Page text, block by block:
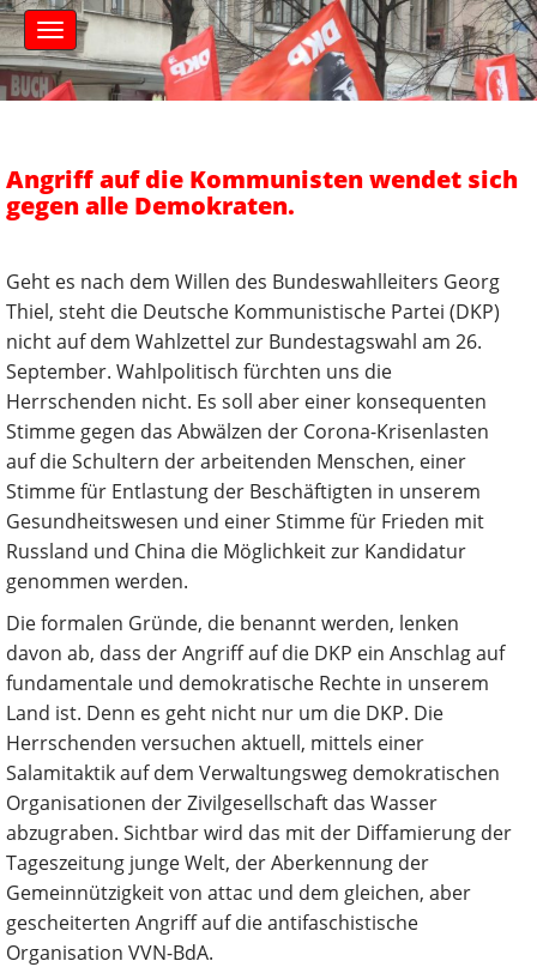
M
a
i
n
u
S
k
i
p
c
o
n
e
n
t
Angriff auf die Kommunisten wendet sich
gegen alle Demokraten.
Geht es nach dem Willen des Bundeswahlleiters Georg
Thiel, steht die Deutsche Kommunistische Partei (DKP)
nicht auf dem Wahlzettel zur Bundestagswahl am 26.
September. Wahlpolitisch fürchten uns die
Herrschenden nicht. Es soll aber einer konsequenten
Stimme gegen das Abwälzen der Corona-Krisenlasten
auf die Schultern der arbeitenden Menschen, einer
Stimme für Entlastung der Beschäftigten in unserem
Gesundheitswesen und einer Stimme für Frieden mit
Russland und China die Möglichkeit zur Kandidatur
genommen werden.
Die formalen Gründe, die benannt werden, lenken
davon ab, dass der Angriff auf die DKP ein Anschlag auf
fundamentale und demokratische Rechte in unserem
Land ist. Denn es geht nicht nur um die DKP. Die
Herrschenden versuchen aktuell, mittels einer
Salamitaktik auf dem Verwaltungsweg demokratischen
Organisationen der Zivilgesellschaft das Wasser
abzugraben. Sichtbar wird das mit der Diffamierung der
Tageszeitung junge Welt, der Aberkennung der
Gemeinnützigkeit von attac und dem gleichen, aber
gescheiterten Angriff auf die antifaschistische
Organisation VVN-BdA.